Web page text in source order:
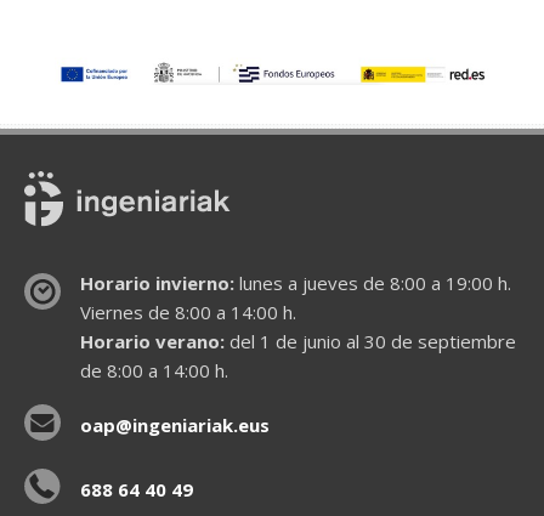
Horario invierno:lunes a jueves de 8:00 a 19:00 h.
Viernes de 8:00 a 14:00 h.
Horario verano:del 1 de junio al 30 de septiembre
de 8:00 a 14:00 h.
oap@ingeniariak.eus
688 64 40 49